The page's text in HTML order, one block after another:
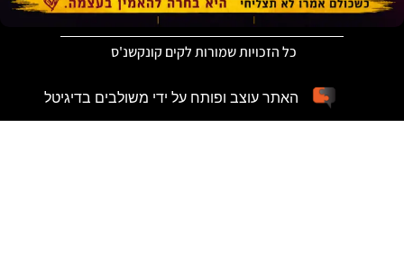
כל הזכויות שמורות לקים קונקשנ'ס
האתר עוצב ופותח על ידי משולבים בדיגיטל